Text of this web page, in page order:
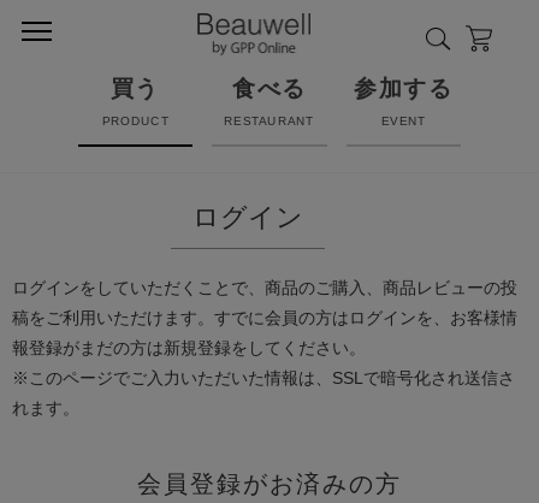
買う
PRODUCT
食べる
RESTAURANT
参加する
EVENT
ログイン
ログインをしていただくことで、商品のご購入、商品レビューの投
稿をご利用いただけます。すでに会員の方はログインを、お客様情
報登録がまだの方は新規登録をしてください。
※このページでご入力いただいた情報は、SSLで暗号化され送信さ
れます。
会員登録がお済みの方